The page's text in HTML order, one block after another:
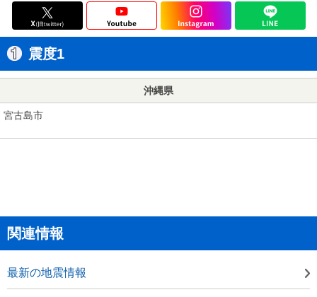
震度1
沖縄県
宮古島市
関連情報
最新の地震情報